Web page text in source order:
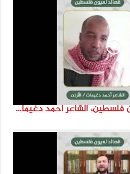
انتماء2021: قصائد لعيون فلسطين، الشاعر احمد دغيمات، الاردن